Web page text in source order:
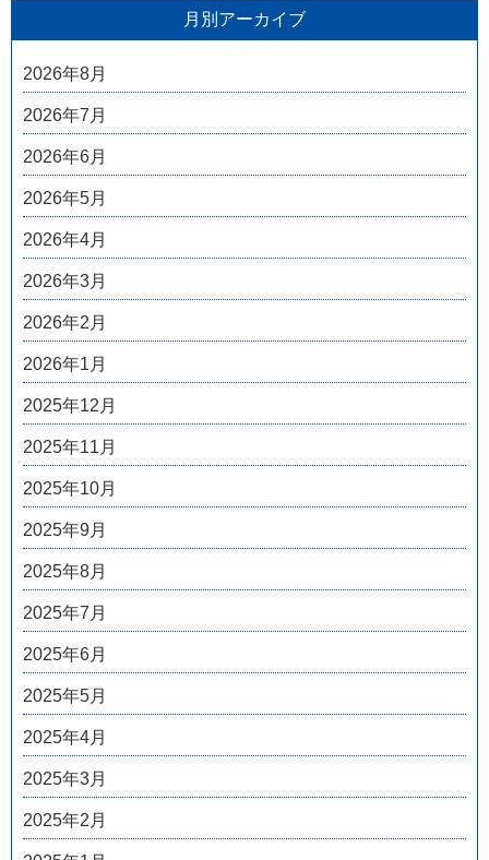
月別アーカイブ
2026年8月
2026年7月
2026年6月
2026年5月
2026年4月
2026年3月
2026年2月
2026年1月
2025年12月
2025年11月
2025年10月
2025年9月
2025年8月
2025年7月
2025年6月
2025年5月
2025年4月
2025年3月
2025年2月